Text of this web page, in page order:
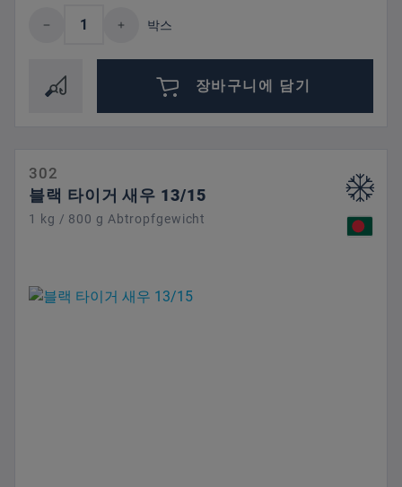
제품 수량: 원하는 값을 입력하거나 버튼
박스
장바구니에 담기
302
블랙 타이거 새우 13/15
1 kg / 800 g Abtropfgewicht